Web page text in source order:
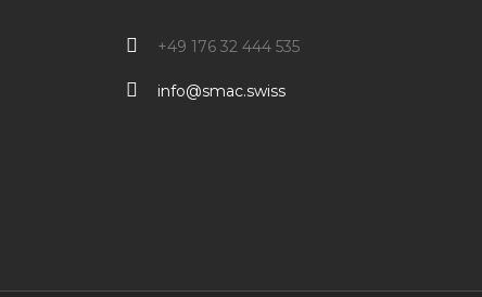
+49 176 32 444 535
info@smac.swiss